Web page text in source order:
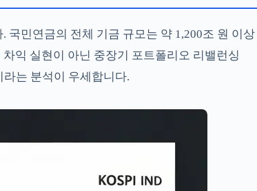
민연금의 전체 기금 규모는 약 1,200조 원 이상
익 실현이 아닌 중장기 포트폴리오 리밸런싱
는 분석이 우세합니다.